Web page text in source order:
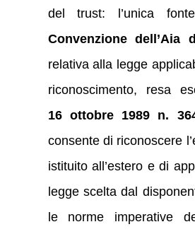
del trust: l’unica
Convenzione dell’Aia
relativa alla legge
riconoscimento, resa
16 ottobre 1989 n.
consente di riconoscere
istituito all’estero e di
legge scelta dal
le norme imperative